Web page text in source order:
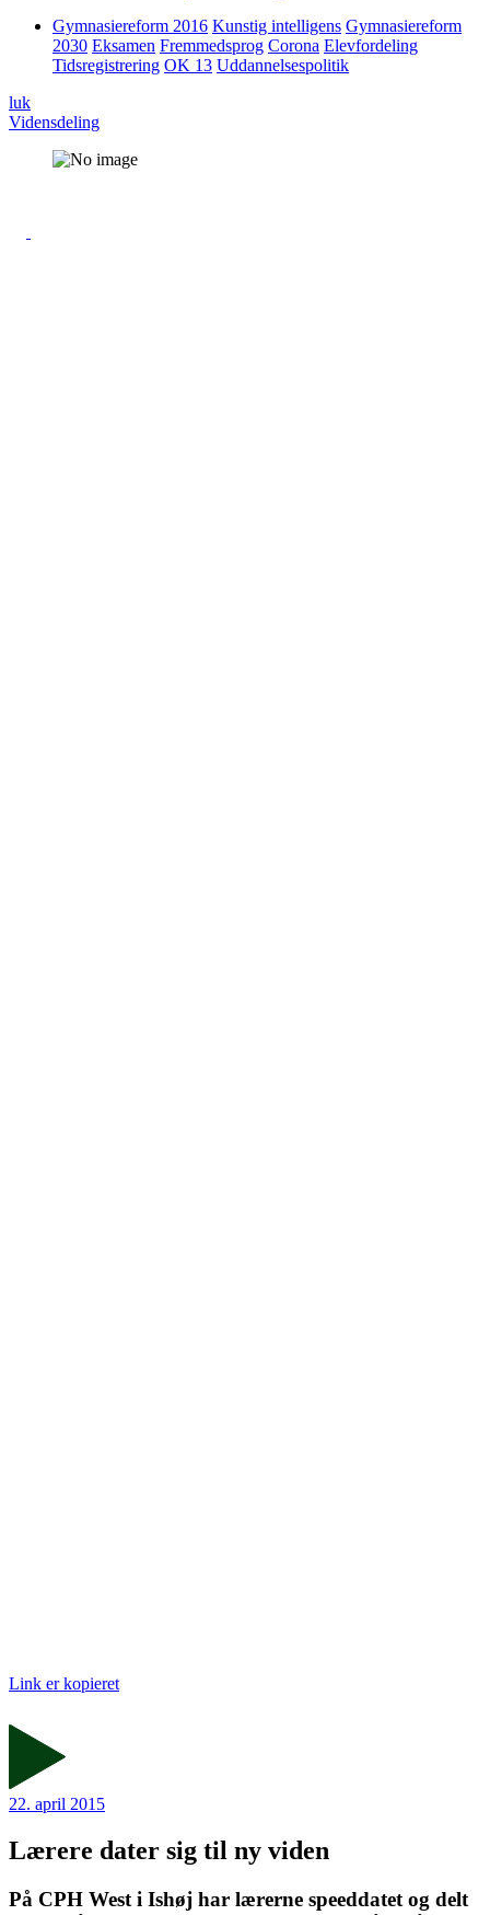
Gymnasiereform 2016 Kunstig intelligens Gymnasiereform
2030 Eksamen Fremmedsprog Corona Elevfordeling
Tidsregistrering OK 13 Uddannelsespolitik
luk
Vidensdeling
Link er kopieret
22. april 2015
Lærere dater sig til ny viden
På CPH West i Ishøj har lærerne speeddatet og delt